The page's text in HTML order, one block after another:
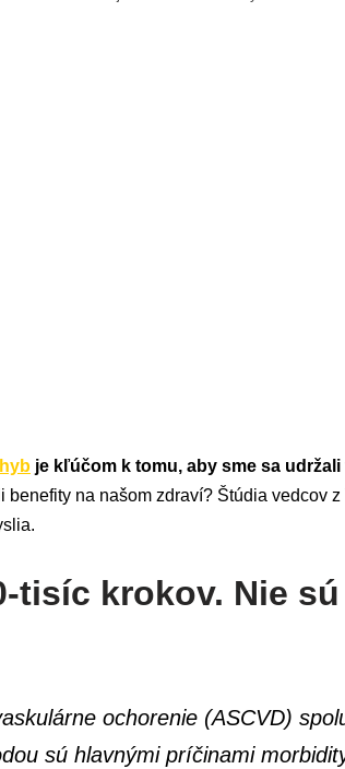
je kľúčom k tomu, aby sme sa udržali
na našom zdraví? Štúdia vedcov
tisíc krokov. Nie
ochorenie (ASCVD)
sú hlavnými príčinami